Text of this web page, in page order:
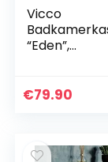
Vicco
“Eden”,
€79.90